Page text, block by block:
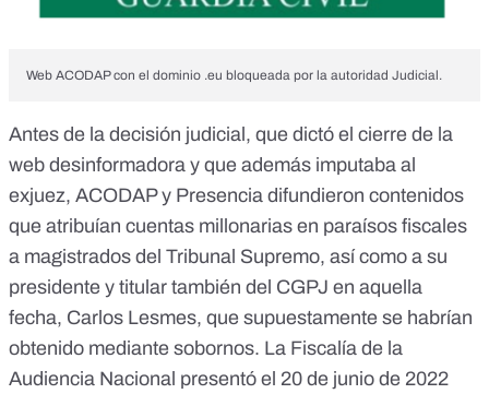
Web ACODAP con el dominio .eu bloqueada por la autoridad Judicial.
Antes de la decisión judicial, que dictó el cierre de la
web desinformadora y que además imputaba al
exjuez, ACODAP y Presencia difundieron contenidos
que atribuían cuentas millonarias en paraísos fiscales
a magistrados del Tribunal Supremo, así como a su
presidente y titular también del CGPJ en aquella
fecha, Carlos Lesmes, que supuestamente se habrían
obtenido mediante sobornos. La Fiscalía de la
Audiencia Nacional presentó el 20 de junio de 2022